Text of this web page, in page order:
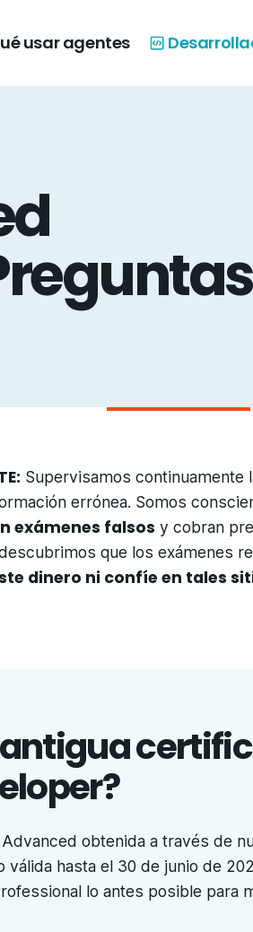
usar agentes
Supervisamos
errónea. Somos
exámenes falsos y cobran
que los exámenes
dinero ni confíe en tales
antigua
obtenida a través de
hasta el 30 de junio de
lo antes posible para